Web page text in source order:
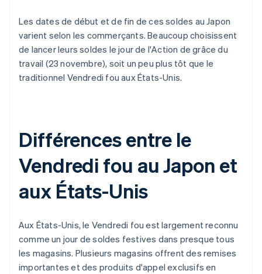
Les dates de début et de fin de ces soldes au Japon
varient selon les commerçants. Beaucoup choisissent
de lancer leurs soldes le jour de l'Action de grâce du
travail (23 novembre), soit un peu plus tôt que le
traditionnel Vendredi fou aux États-Unis.
Différences entre le
Vendredi fou au Japon et
aux États-Unis
Aux États-Unis, le Vendredi fou est largement reconnu
comme un jour de soldes festives dans presque tous
les magasins. Plusieurs magasins offrent des remises
importantes et des produits d'appel exclusifs en